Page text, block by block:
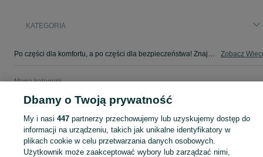
KATEGORIA
Po części dla komfortu, a po części dla bezpieczeństwa! Znajdź coś dla swojego auta w kategorii Osobowe na OLX - Tarnowskie Góry i okolice! Zobacz
Mapa kategorii
Mapa miejscowości
Popularne wyszukiwania
Dbamy o Twoją prywatność
My i nasi 447partnerzy przechowujemy lub uzyskujemy dostęp do
informacji na urządzeniu, takich jak unikalne identyfikatory w
plikach cookie w celu przetwarzania danych osobowych.
Użytkownik może zaakceptować wybory lub zarządzać nimi,